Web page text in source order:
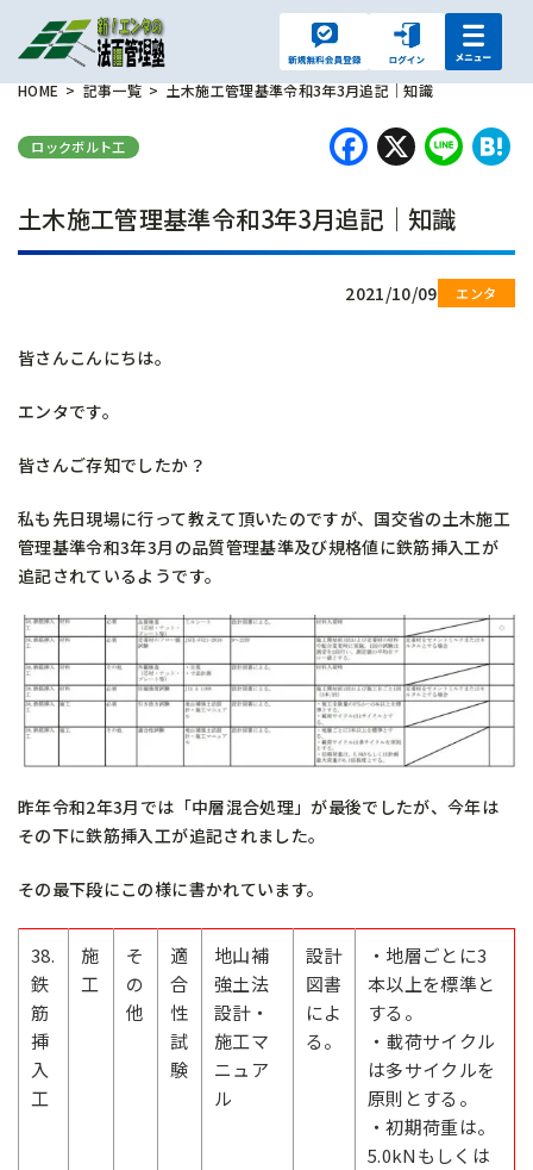
HOME 記事一覧 土木施工管理基準令和3年3月追記｜知識
ロックボルト工 X
土木施工管理基準令和3年3月追記｜知識
2021/10/09
皆さんこんにちは。
エンタです。
皆さんご存知でしたか？
私も先日現場に行って教えて頂いたのですが、国交省の土木施工
管理基準令和3年3月の品質管理基準及び規格値に鉄筋挿入工が
追記されているようです。
昨年令和2年3月では「中層混合処理」が最後でしたが、今年は
その下に鉄筋挿入工が追記されました。
その最下段にこの様に書かれています。
38.
鉄
筋
挿
入
工
施
工
そ
の
他
適
合
性
試
験
地山補
強土法
設計・
施工マ
ニュア
ル
設計
図書
によ
る。
・地層ごとに3
本以上を標準と
する。
・載荷サイクル
は多サイクルを
原則とする。
・初期荷重は。
5.0kNもしくは